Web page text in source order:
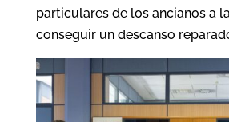
particulares de los ancianos a
conseguir un descanso